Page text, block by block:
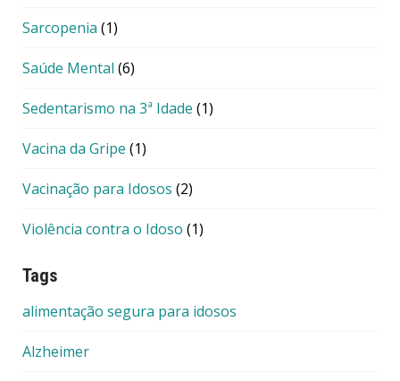
Sarcopenia (1)
Saúde Mental (6)
Sedentarismo na 3ª Idade (1)
Vacina da Gripe (1)
Vacinação para Idosos (2)
Violência contra o Idoso (1)
Tags
alimentação segura para idosos
Alzheimer